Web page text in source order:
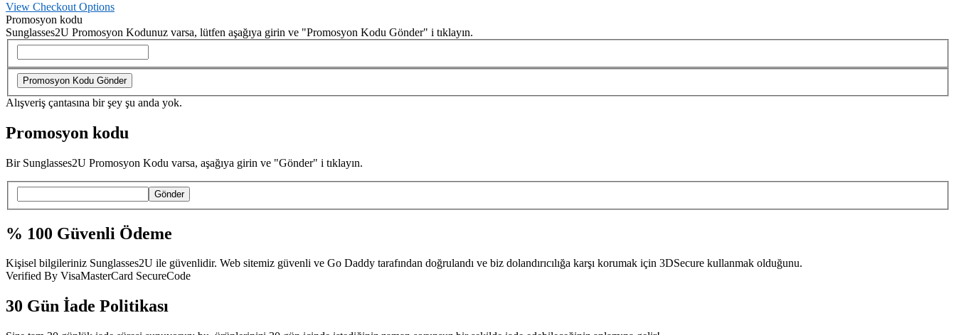
View Checkout Options
Promosyon kodu
Sunglasses2U Promosyon Kodunuz varsa, lütfen aşağıya girin ve "Promosyon Kodu Gönder" i tıklayın.
Alışveriş çantasına bir şey şu anda yok.
Promosyon kodu
Bir Sunglasses2U Promosyon Kodu varsa, aşağıya girin ve "Gönder" i tıklayın.
Gönder
% 100 Güvenli Ödeme
Kişisel bilgileriniz Sunglasses2U ile güvenlidir. Web sitemiz güvenli ve Go Daddy tarafından doğrulandı ve biz dolandırıcılığa karşı korumak için 3DSecure kullanmak olduğunu.
Verified By VisaMasterCard SecureCode
30 Gün İade Politikası